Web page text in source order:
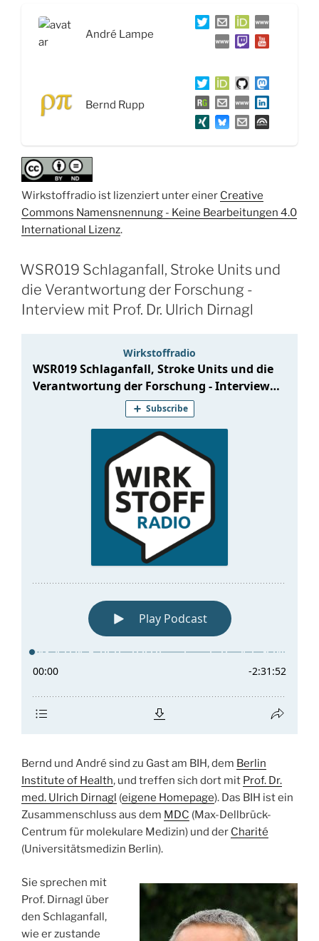
Manifest,
Grippe
Versorgungs-
Gesetz“
André Lampe
Bernd Rupp
Wirkstoffradio ist lizenziert unter einer Creative
Commons Namensnennung - Keine Bearbeitungen 4.0
International Lizenz.
WSR019 Schlaganfall, Stroke Units und
die Verantwortung der Forschung -
Interview mit Prof. Dr. Ulrich Dirnagl
Bernd und André sind zu Gast am BIH, dem Berlin
Institute of Health, und treffen sich dort mit Prof. Dr.
med. Ulrich Dirnagl (eigene Homepage). Das BIH ist ein
Zusammenschluss aus dem MDC (Max-Dellbrück-
Centrum für molekulare Medizin) und der Charité
(Universitätsmedizin Berlin).
Sie sprechen mit
Prof. Dirnagl über
den Schlaganfall,
wie er zustande